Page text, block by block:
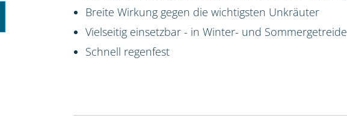
Breite Wirkung gegen die wichtigsten Unkräuter
Vielseitig einsetzbar - in Winter- und Sommergetreide
Schnell regenfest